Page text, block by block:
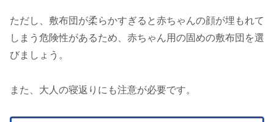
ただし、敷布団が柔らかすぎると赤ちゃんの顔が埋もれて
しまう危険性があるため、赤ちゃん用の固めの敷布団を選
びましょう。
また、大人の寝返りにも注意が必要です。